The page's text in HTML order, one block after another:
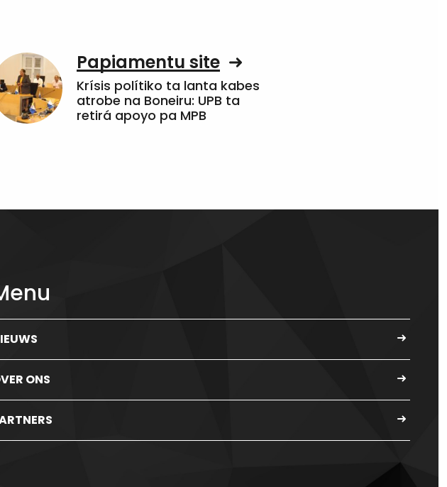
Papiamentu site
Krísis polítiko ta lanta kabes
atrobe na Boneiru: UPB ta
retirá apoyo pa MPB
ONS